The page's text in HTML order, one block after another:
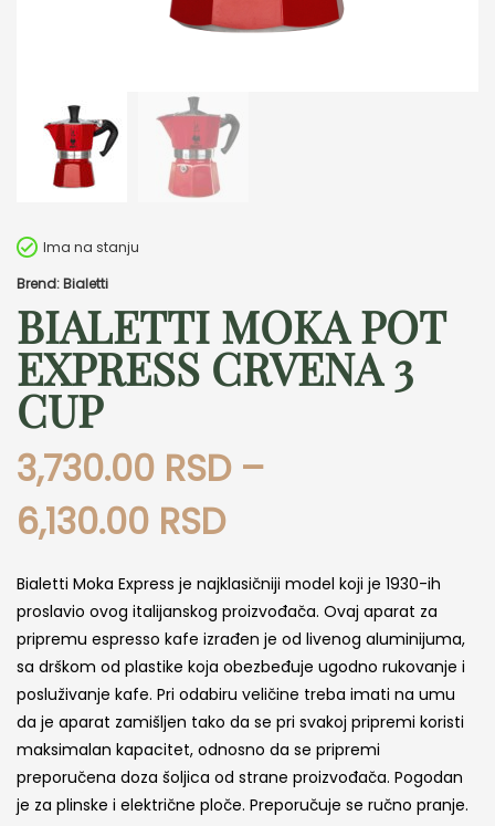
Ima na stanju
Brend: Bialetti
BIALETTI MOKA POT
EXPRESS CRVENA 3
CUP
3,730.00 RSD –
6,130.00 RSDRaspon
cena:
od
3,730.00 RSD
do
6,130.00 RSD
Bialetti Moka Express je najklasičniji model koji je 1930-ih
proslavio ovog italijanskog proizvođača. Ovaj aparat za
pripremu espresso kafe izrađen je od livenog aluminijuma,
sa drškom od plastike koja obezbeđuje ugodno rukovanje i
posluživanje kafe. Pri odabiru veličine treba imati na umu
da je aparat zamišljen tako da se pri svakoj pripremi koristi
maksimalan kapacitet, odnosno da se pripremi
preporučena doza šoljica od strane proizvođača. Pogodan
je za plinske i električne ploče. Preporučuje se ručno pranje.